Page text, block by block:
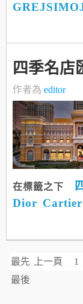
四季名店
作者為 editor
在標籤之下
Dior Cartier
最先 上一頁 1
最後